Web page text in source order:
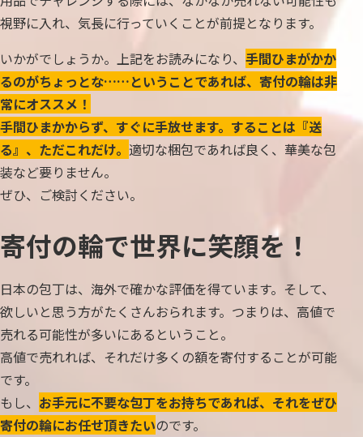
視野に入れ、気長に行っていくことが前提となります。
いかがでしょうか。上記をお読みになり、 手間ひまがかか
るのがちょっとな……ということであれば、寄付の輪は非
常にオススメ！
手間ひまかからず、すぐに手放せます。することは『送
る』、ただこれだけ。 適切な梱包であれば良く、華美な包
装など要りません。
ぜひ、ご検討ください。
寄付の輪で世界に笑顔を！
日本の包丁は、海外で確かな評価を得ています。そして、
欲しいと思う方がたくさんおられます。つまりは、高値で
売れる可能性が多いにあるということ。
高値で売れれば、それだけ多くの額を寄付することが可能
です。
もし、 お手元に不要な包丁をお持ちであれば、それをぜひ
寄付の輪にお任せ頂きたいのです。